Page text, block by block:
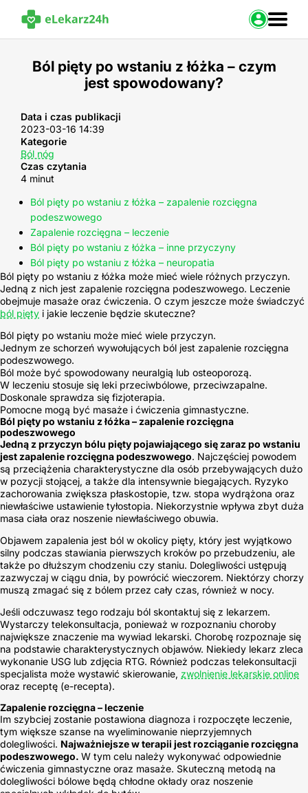
Zaloguj
Strona Główna
Ból pięty po wstaniu z łóżka – czym
jest spowodowany?
Data i czas publikacji
2023-03-16 14:39
Kategorie
Ból nóg
Czas czytania
4 minut
Ból pięty po wstaniu z łóżka – zapalenie rozcięgna
podeszwowego
Zapalenie rozcięgna – leczenie
Ból pięty po wstaniu z łóżka – inne przyczyny
Ból pięty po wstaniu z łóżka – neuropatia
Ból pięty po wstaniu z łóżka może mieć wiele różnych przyczyn.
Jedną z nich jest zapalenie rozcięgna podeszwowego. Leczenie
obejmuje masaże oraz ćwiczenia. O czym jeszcze może świadczyć
ból pięty i jakie leczenie będzie skuteczne?
Ból pięty po wstaniu może mieć wiele przyczyn.
Jednym ze schorzeń wywołujących ból jest zapalenie rozcięgna
podeszwowego.
Ból może być spowodowany neuralgią lub osteoporozą.
W leczeniu stosuje się leki przeciwbólowe, przeciwzapalne.
Doskonale sprawdza się fizjoterapia.
Pomocne mogą być masaże i ćwiczenia gimnastyczne.
Ból pięty po wstaniu z łóżka – zapalenie rozcięgna
podeszwowego
Jedną z przyczyn bólu pięty pojawiającego się zaraz po wstaniu
jest zapalenie rozcięgna podeszwowego. Najczęściej powodem
są przeciążenia charakterystyczne dla osób przebywających dużo
w pozycji stojącej, a także dla intensywnie biegających. Ryzyko
zachorowania zwiększa płaskostopie, tzw. stopa wydrążona oraz
niewłaściwe ustawienie tyłostopia. Niekorzystnie wpływa zbyt duża
masa ciała oraz noszenie niewłaściwego obuwia.
Objawem zapalenia jest ból w okolicy pięty, który jest wyjątkowo
silny podczas stawiania pierwszych kroków po przebudzeniu, ale
także po dłuższym chodzeniu czy staniu. Dolegliwości ustępują
zazwyczaj w ciągu dnia, by powrócić wieczorem. Niektórzy chorzy
muszą zmagać się z bólem przez cały czas, również w nocy.
Jeśli odczuwasz tego rodzaju ból skontaktuj się z lekarzem.
Wystarczy telekonsultacja, ponieważ w rozpoznaniu choroby
największe znaczenie ma wywiad lekarski. Chorobę rozpoznaje się
na podstawie charakterystycznych objawów. Niekiedy lekarz zleca
wykonanie USG lub zdjęcia RTG. Również podczas telekonsultacji
specjalista może wystawić skierowanie, zwolnienie lekarskie online
oraz receptę (e-recepta).
Zapalenie rozcięgna – leczenie
Im szybciej zostanie postawiona diagnoza i rozpoczęte leczenie,
tym większe szanse na wyeliminowanie nieprzyjemnych
dolegliwości. Najważniejsze w terapii jest rozciąganie rozcięgna
podeszwowego. W tym celu należy wykonywać odpowiednie
ćwiczenia gimnastyczne oraz masaże. Skuteczną metodą na
dolegliwości bólowe będą chłodne okłady oraz noszenie